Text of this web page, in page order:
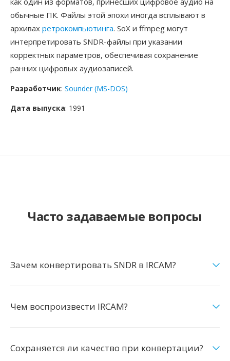
обычные ПК. Файлы этой эпохи иногда всплывают в
архивах ретрокомпьютинга. SoX и ffmpeg могут
интерпретировать SNDR-файлы при указании
корректных параметров, обеспечивая сохранение
ранних цифровых аудиозаписей.
Разработчик: Sounder (MS-DOS)
Дата выпуска: 1991
Часто задаваемые вопросы
Зачем конвертировать SNDR в IRCAM?
Чем воспроизвести IRCAM?
Сохраняется ли качество при конвертации?